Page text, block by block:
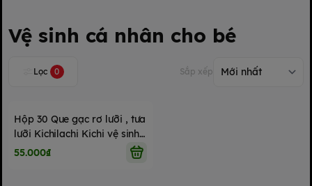
Vệ sinh cá nhân cho bé
Lọc 0 Sắp xếp
Hộp 30 Que gạc rơ lưỡi , tưa
lưỡi Kichilachi Kichi vệ sinh
răng miệng cho bé
55.000₫